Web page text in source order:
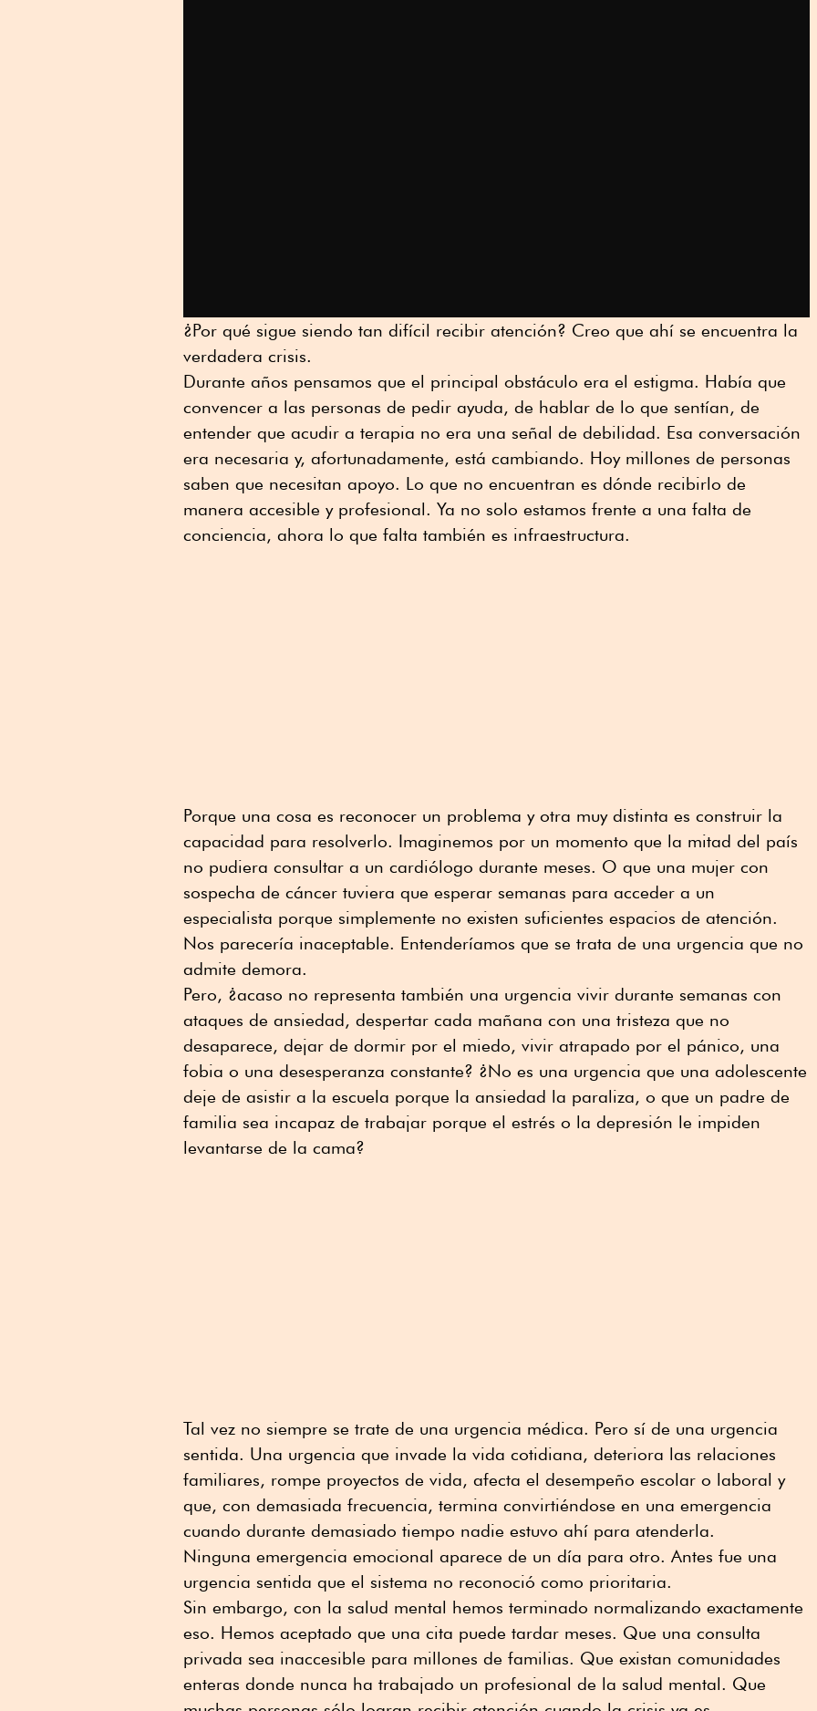
¿Por qué sigue siendo tan difícil recibir atención? Creo que ahí se encuentra la
verdadera crisis.
Durante años pensamos que el principal obstáculo era el estigma. Había que
convencer a las personas de pedir ayuda, de hablar de lo que sentían, de
entender que acudir a terapia no era una señal de debilidad. Esa conversación
era necesaria y, afortunadamente, está cambiando. Hoy millones de personas
saben que necesitan apoyo. Lo que no encuentran es dónde recibirlo de
manera accesible y profesional. Ya no solo estamos frente a una falta de
conciencia, ahora lo que falta también es infraestructura.
Porque una cosa es reconocer un problema y otra muy distinta es construir la
capacidad para resolverlo. Imaginemos por un momento que la mitad del país
no pudiera consultar a un cardiólogo durante meses. O que una mujer con
sospecha de cáncer tuviera que esperar semanas para acceder a un
especialista porque simplemente no existen suficientes espacios de atención.
Nos parecería inaceptable. Entenderíamos que se trata de una urgencia que no
admite demora.
Pero, ¿acaso no representa también una urgencia vivir durante semanas con
ataques de ansiedad, despertar cada mañana con una tristeza que no
desaparece, dejar de dormir por el miedo, vivir atrapado por el pánico, una
fobia o una desesperanza constante? ¿No es una urgencia que una adolescente
deje de asistir a la escuela porque la ansiedad la paraliza, o que un padre de
familia sea incapaz de trabajar porque el estrés o la depresión le impiden
levantarse de la cama?
Tal vez no siempre se trate de una urgencia médica. Pero sí de una urgencia
sentida. Una urgencia que invade la vida cotidiana, deteriora las relaciones
familiares, rompe proyectos de vida, afecta el desempeño escolar o laboral y
que, con demasiada frecuencia, termina convirtiéndose en una emergencia
cuando durante demasiado tiempo nadie estuvo ahí para atenderla.
Ninguna emergencia emocional aparece de un día para otro. Antes fue una
urgencia sentida que el sistema no reconoció como prioritaria.
Sin embargo, con la salud mental hemos terminado normalizando exactamente
eso. Hemos aceptado que una cita puede tardar meses. Que una consulta
privada sea inaccesible para millones de familias. Que existan comunidades
enteras donde nunca ha trabajado un profesional de la salud mental. Que